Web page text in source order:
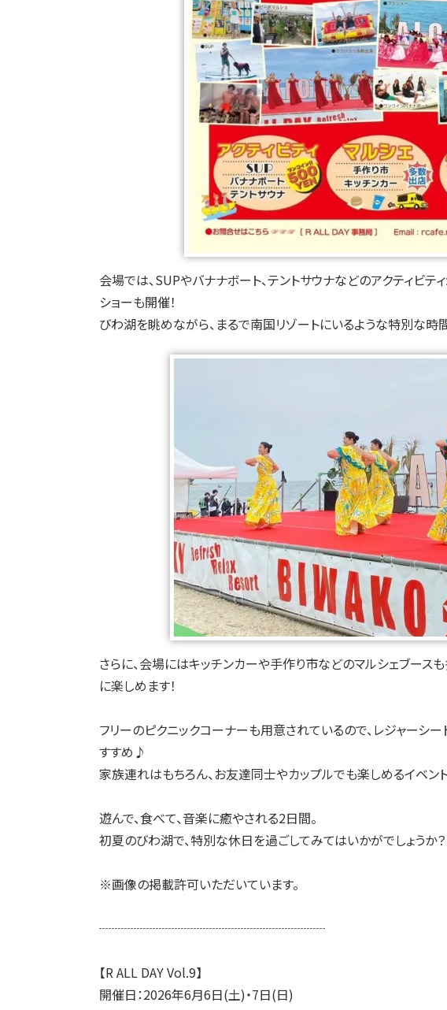
会場では、SUPやバナナボート、テントサウナなどのアクティビテ
ショーも開催！
びわ湖を眺めながら、まるで南国リゾートにいるような特別な時
さらに、会場にはキッチンカーや手作り市などのマルシェブース
に楽しめます！
フリーのピクニックコーナーも用意されているので、レジャーシ
すすめ♪
家族連れはもちろん、お友達同士やカップルでも楽しめるイベント
遊んで、食べて、音楽に癒やされる2日間。
初夏のびわ湖で、特別な休日を過ごしてみてはいかがでしょうか？
※画像の掲載許可いただいています。
┈┈┈┈┈┈┈┈┈┈┈┈┈┈┈┈┈┈
【R ALL DAY Vol.9】
開催日：2026年6月6日(土)・7日(日)